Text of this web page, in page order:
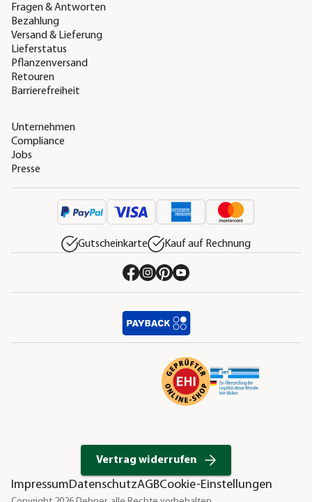
Fragen & Antworten
Bezahlung
Versand & Lieferung
Lieferstatus
Pflanzenversand
Retouren
Barrierefreiheit
Unternehmen
Compliance
Jobs
Presse
Gutscheinkarte Kauf auf Rechnung
Vertrag widerrufen
ImpressumDatenschutzAGBCookie-Einstellungen